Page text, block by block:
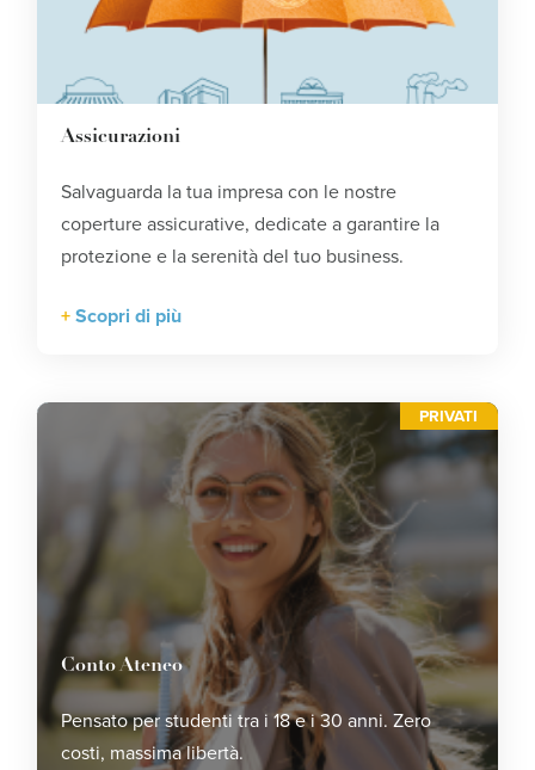
Assicurazioni
Salvaguarda la tua impresa con le nostre
coperture assicurative, dedicate a garantire la
protezione e la serenità del tuo business.
Scopri di più
PRIVATI
Conto Ateneo
Pensato per studenti tra i 18 e i 30 anni. Zero
costi, massima libertà.